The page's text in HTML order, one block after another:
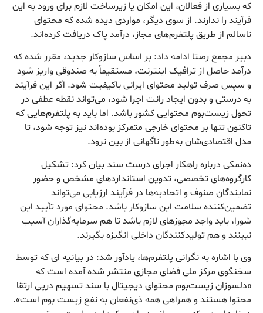
که بسیاری از فعالان، این امکان یا زیرساخت لازم برای ورود به این
فرآیند را ندارند. از سوی دیگر، مواردی دیده شده که محتوای
ناسالم از طریق پلتفرم‌های مجاز، درآمد پاک دریافت کرده‌اند.
دبیر مجمع رصتا ادامه داد: بر اساس سازوکار جدید، مقرر شده که
درآمد حاصل از ترافیک اینترنت، مستقیماً به صندوقی واریز شود
و سپس صرف تولید محتوای ایرانی باکیفیت شود. اگر این فرآیند
به درستی و بدون ایجاد رانت اجرا شود، می‌تواند نقطه عطفی در
تحول زیست‌بوم محتوایی کشور باشد. اما باید به پلتفرم‌هایی که
تاکنون تنها بر محتوای خارجی متمرکز بوده‌اند نیز توجه شود، تا
مدل اقتصادی‌شان به‌طور ناگهانی از بین نرود.
ده‌نمکی درباره راهکار اجرای درست سند بیان کرد: تشکیل
کارگروه‌های تخصصی، تدوین استانداردهای مشخص و حضور
نمایندگان صنوف و اتحادیه‌ها در فرآیند ارزیابی می‌تواند
تضمین‌کننده سلامت این سازوکار باشد. محتوای مورد تأیید این
شورا، باید واجد مجوزهای لازم باشد تا هم سرمایه‌گذاران آسیب
نبینند و هم تولیدکنندگان داخلی انگیزه بگیرند.
وی با اشاره به نگرانی پلتفرم‌ها، یادآور شد: در بیانیه ای که توسط
سخنگوی مرکز ملی فضای مجازی منتشر شده آمده است که
«دلسوزان زیست‌بوم محتوای دیجیتال با سند تسهیم درپی ارتقا
محتوا هستند و همراهی همه ذی‌نفعان به نفع زیست بوم است».